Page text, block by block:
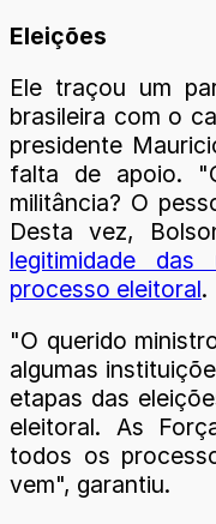
Eleições
Ele traçou um
brasileira com o
presidente
falta de apoio.
militância? O
Desta vez,
legitimidade
processo eleitoral.
"O querido
algumas
etapas das
eleitoral. As
todos os
vem", garantiu.